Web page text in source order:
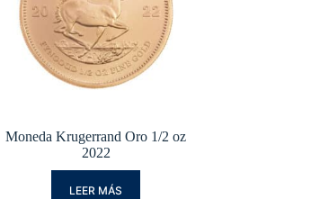
Moneda Krugerrand Oro 1/2 oz
2022
LEER MÁS